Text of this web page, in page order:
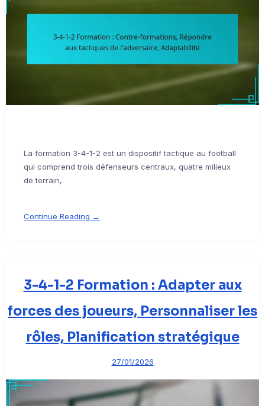
La formation 3-4-1-2 est un dispositif tactique au football
qui comprend trois défenseurs centraux, quatre milieux
de terrain,
Continue Reading →
3-4-1-2 Formation : Adapter aux
forces des joueurs, Personnaliser les
rôles, Planification stratégique
27/01/2026